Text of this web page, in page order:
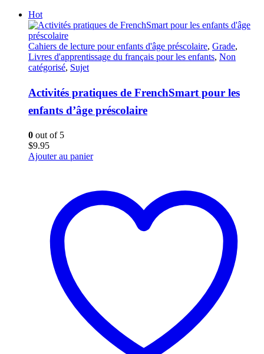
Hot
Cahiers de lecture pour enfants d'âge préscolaire, Grade,
Livres d'apprentissage du français pour les enfants, Non
catégorisé, Sujet
Activités pratiques de FrenchSmart pour les
enfants d’âge préscolaire
0 out of 5
$9.95
Ajouter au panier